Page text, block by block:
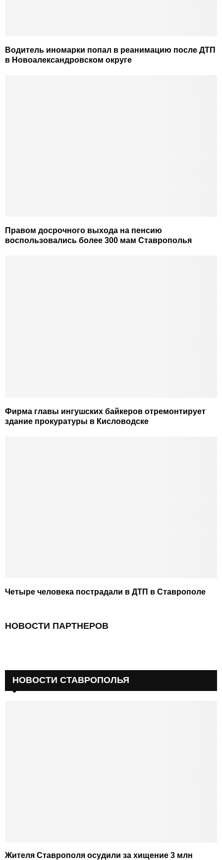
Водитель иномарки попал в реанимацию после ДТП
в Новоалександровском округе
Правом досрочного выхода на пенсию
воспользовались более 300 мам Ставрополья
Фирма главы ингушских байкеров отремонтирует
здание прокуратуры в Кисловодске
Четыре человека пострадали в ДТП в Ставрополе
НОВОСТИ ПАРТНЕРОВ
НОВОСТИ СТАВРОПОЛЬЯ
Жителя Ставрополя осудили за хищение 3 млн